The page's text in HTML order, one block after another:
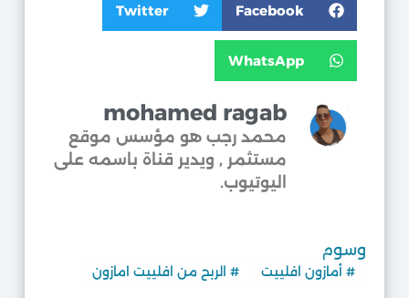
Facebook
Twitter
WhatsApp
mohamed ragab
محمد رجب هو مؤسس موقع
مستثمر , ويدير قناة باسمه على
اليوتيوب.​
وسوم
#أمازون افلييت #الربح من افلييت امازون